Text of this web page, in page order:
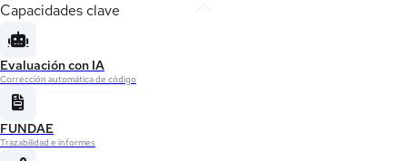
Capacidades clave
Evaluación con IA
Corrección automática de código
FUNDAE
Trazabilidad e informes